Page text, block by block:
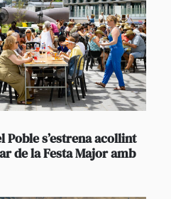
Poble s’estrena acollint
de la Festa Major amb